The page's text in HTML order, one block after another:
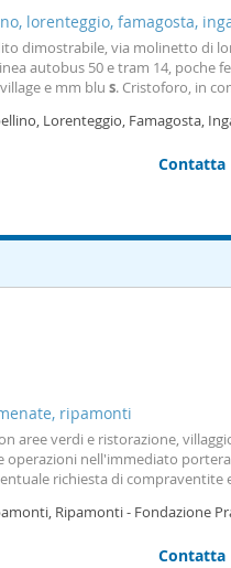
lorenteggio, famagosta,
dimostrabile, via molinetto di
autobus 50 e tram 14, poche
e mm blu s. Cristoforo, in
Lorenteggio, Famagosta,
Contatta
ripamonti
aree verdi e ristorazione,
operazioni nell'immediato
richiesta di compraventite
Ripamonti - Fondazione
Contatta